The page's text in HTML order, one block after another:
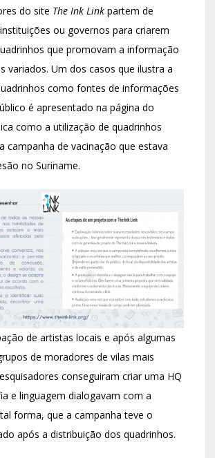
do site The Ink Link partem de
ou governos para criarem
que promovam a informação
variados. Um dos casos que ilustra a
como fontes de informações
é apresentado na página do
como a utilização de quadrinhos
campanha de vacinação que estava
no Suriname.
de artistas locais e após algumas
de moradores de vilas mais
conseguiram criar uma HQ
e linguagem dialogavam com a
forma, que a campanha teve o
após a distribuição dos quadrinhos.